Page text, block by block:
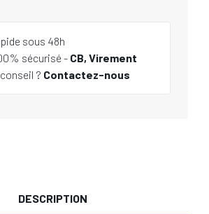
sous 48h
sécurisé - CB, Virement
? Contactez-nous
DESCRIPTION